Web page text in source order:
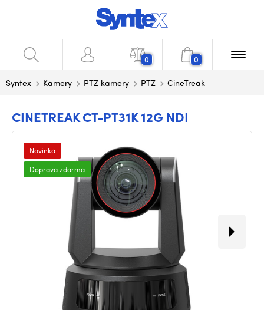
0 0
Syntex Kamery PTZ kamery PTZ CineTreak
CINETREAK CT-PT31K 12G NDI
Novinka
Doprava zdarma